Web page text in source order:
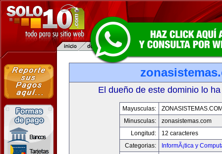
El dueño de este dominio lo
Mayusculas:
Minusculas:
zonasistemas.com
Longitud:
12 caracteres
Categorias:
InformÃ¡tica y